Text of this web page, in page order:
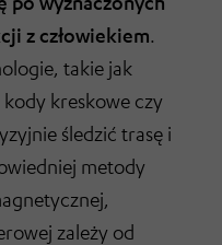
z człowiekiem.
takie jak
kreskowe czy
śledzić trasę i
metody
zależy od